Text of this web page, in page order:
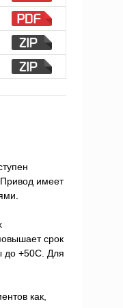
имеет
срок
до +50С. Для
как,